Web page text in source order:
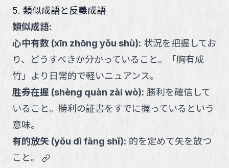
5. 類似成語と反義成語
類似成語:
心中有数 (xīn zhōng yǒu shù): 状況を把握してお
り、どうすべきか分かっていること。「胸有成
竹」より日常的で軽いニュアンス。
胜券在握 (shèng quàn zài wò): 勝利を確信して
いること。勝利の証書をすでに握っているという
意味。
有的放矢 (yǒu dì fàng shǐ): 的を定めて矢を放つ
こと。
link